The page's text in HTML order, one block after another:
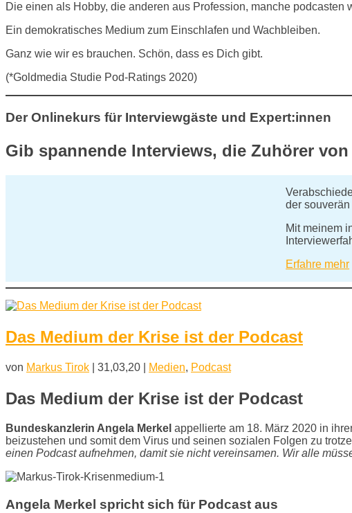
Die einen als Hobby, die anderen aus Profession, manche
Ein demokratisches Medium zum Einschlafen und Wachbleiben.
Ganz wie wir es brauchen. Schön, dass es Dich gibt.
(*Goldmedia Studie Pod-Ratings 2020)
Der Onlinekurs für Interviewgäste und Expert:innen
Gib spannende Interviews, die Zuhörer
der
Mit meinem
Erfahre mehr
Das Medium der Krise ist der Podcast
von Markus Tirok 31,03,20 Medien, Podcast
Das Medium der Krise ist der Podcast
Bundeskanzlerin Angela Merkel appellierte am 18. März 2020 in
beizustehen und somit dem Virus und seinen sozialen Folgen zu
einen Podcast aufnehmen, damit sie nicht vereinsamen. Wir alle
Angela Merkel spricht sich für Podcast aus